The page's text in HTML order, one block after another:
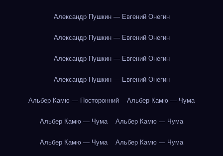
Александр Пушкин — Евгений Онегин
Александр Пушкин — Евгений Онегин
Александр Пушкин — Евгений Онегин
Александр Пушкин — Евгений Онегин
Альбер Камю — Посторонний Альбер Камю — Чума
Альбер Камю — Чума Альбер Камю — Чума
Альбер Камю — Чума Альбер Камю — Чума